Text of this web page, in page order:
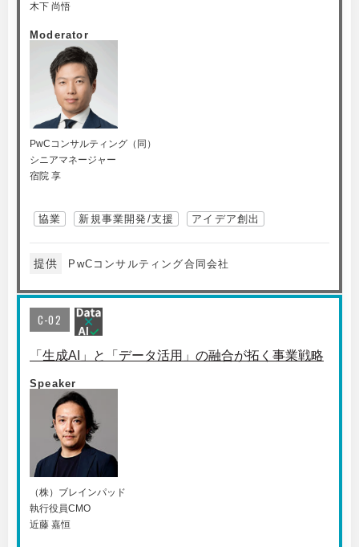
木下 尚悟
Moderator
PwCコンサルティング（同）
シニアマネージャー
宿院 享
協業 新規事業開発/支援 アイデア創出
提供 PwCコンサルティング合同会社
C-02
「生成AI」と「データ活用」の融合が拓く事業戦略
Speaker
（株）ブレインパッド
執行役員CMO
近藤 嘉恒